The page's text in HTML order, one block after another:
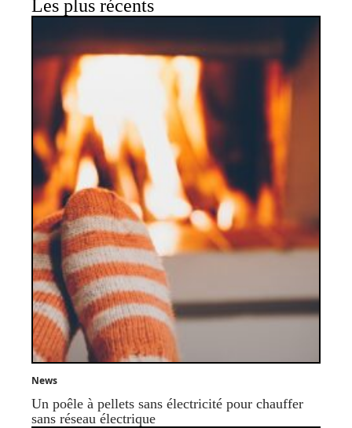
Les plus récents
News
Un poêle à pellets sans électricité pour chauffer
sans réseau électrique